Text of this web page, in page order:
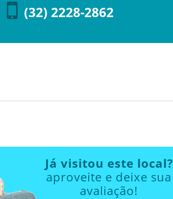
(32) 2228-2862
Já visitou este local?
aproveite e deixe sua
avaliação!